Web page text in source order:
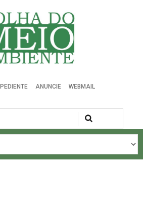
Folha do Meio Ambiente
ANUNCIE WEBMAIL